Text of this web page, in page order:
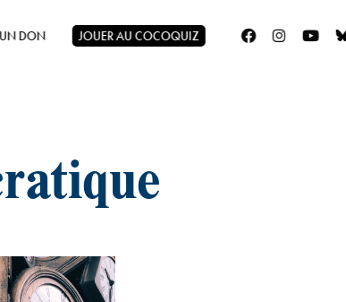
DON JOUER AU COCOQUIZ